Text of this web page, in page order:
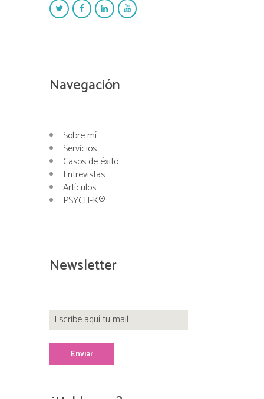
Navegación
Sobre mí
Servicios
Casos de éxito
Entrevistas
Artículos
PSYCH-K®
Newsletter